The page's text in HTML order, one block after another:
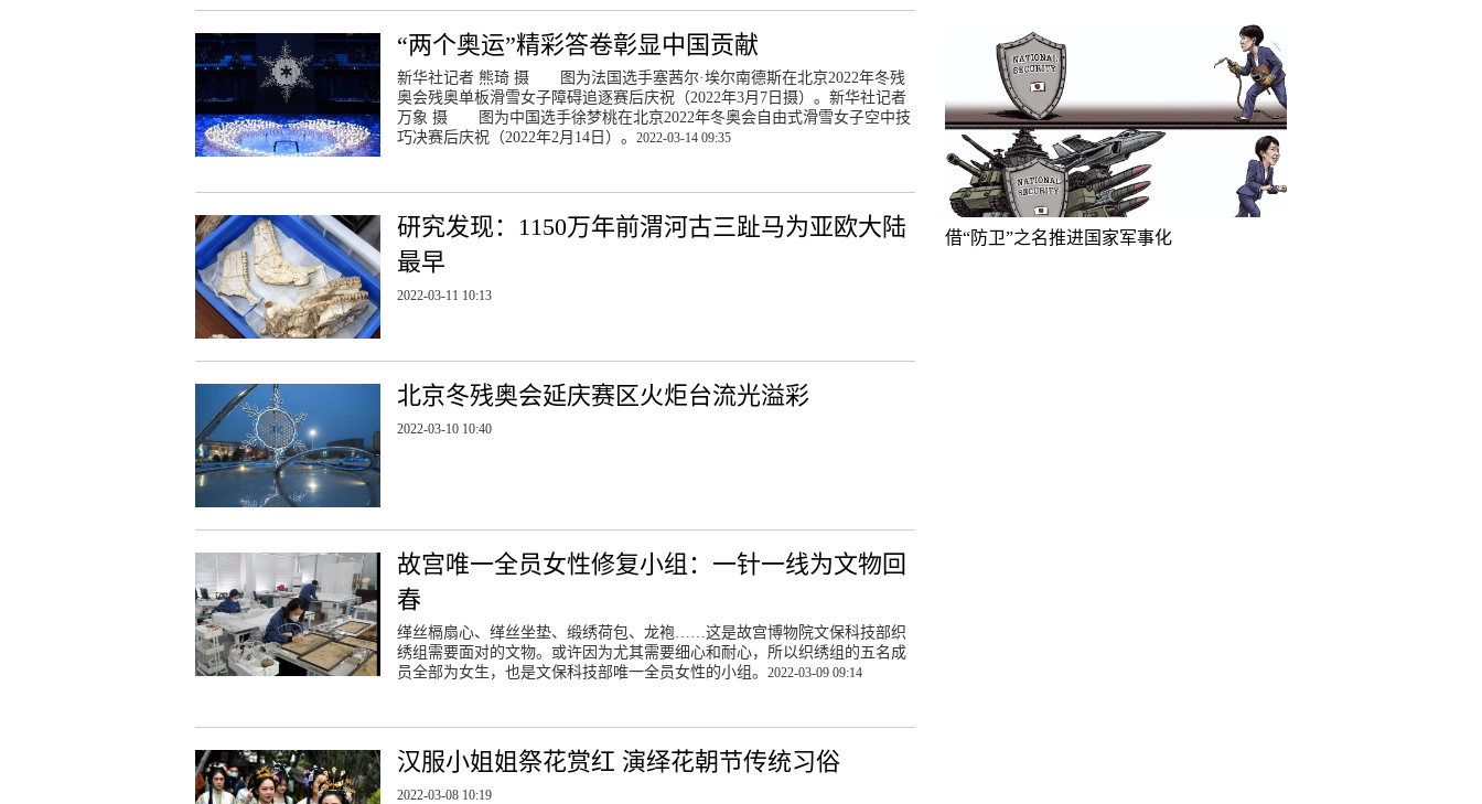
“两个奥运”精彩答卷彰显中国贡献
新华社记者 熊琦 摄 图为法国选手塞茜尔·埃尔南德斯在北京2022年冬残
奥会残奥单板滑雪女子障碍追逐赛后庆祝（2022年3月7日摄）。新华社记者
万象 摄 图为中国选手徐梦桃在北京2022年冬奥会自由式滑雪女子空中技
巧决赛后庆祝（2022年2月14日）。 2022-03-14 09:35
研究发现：1150万年前渭河古三趾马为亚欧大陆
最早
2022-03-11 10:13
北京冬残奥会延庆赛区火炬台流光溢彩
2022-03-10 10:40
故宫唯一全员女性修复小组：一针一线为文物回
春
缂丝槅扇心、缂丝坐垫、缎绣荷包、龙袍……这是故宫博物院文保科技部织
绣组需要面对的文物。或许因为尤其需要细心和耐心，所以织绣组的五名成
员全部为女生，也是文保科技部唯一全员女性的小组。2022-03-09 09:14
汉服小姐姐祭花赏红 演绎花朝节传统习俗
2022-03-08 10:19
借“防卫”之名推进国家军事化